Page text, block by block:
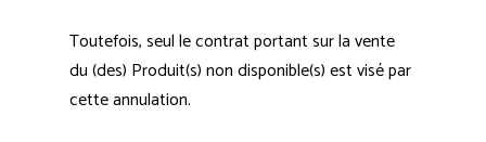
Toutefois, seul le contrat portant sur la vente
du (des) Produit(s) non disponible(s) est visé par
cette annulation.